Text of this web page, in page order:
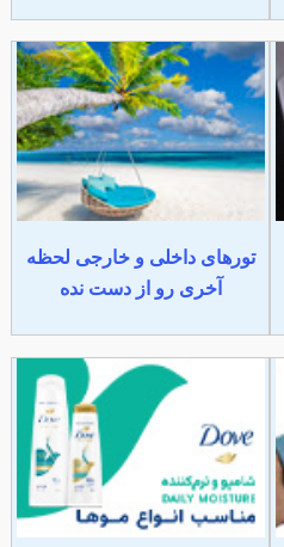
تورهای داخلی و خارجی لحظه
آخری رو از دست نده